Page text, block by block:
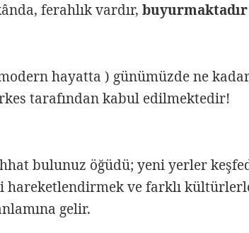
ferahlık vardır,
hayatta ) günümüzde ne
tarafından kabul edilmektedir!
bulunuz öğüdü; yeni yerler
hareketlendirmek ve farklı
gelir.